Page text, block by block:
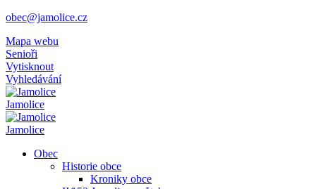
obec@jamolice.cz
Mapa webu
Senioři
Vytisknout
Vyhledávání
Jamolice
Jamolice
Obec
Historie obce
Kroniky obce